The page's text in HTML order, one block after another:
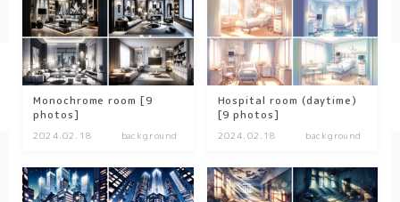
Christmas
season
winter
summer
autumn
Monochrome room [9
photos]
2024.02.18 background
Hospital room (daytime)
[9 photos]
2024.02.18 background